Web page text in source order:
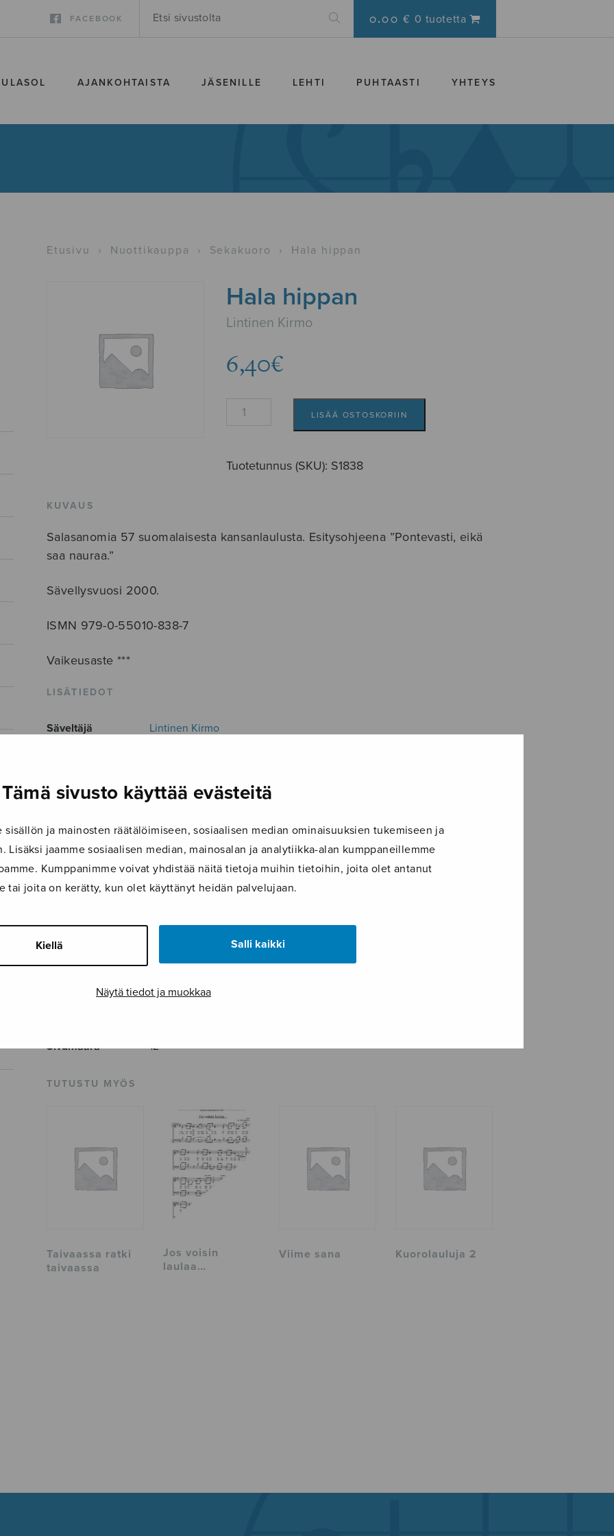
Tämä sivusto käyttää evästeitä
sisällön ja mainosten räätälöimiseen, sosiaalisen median ominaisuuksien tukemiseen ja
Lisäksi jaamme sosiaalisen median, mainosalan ja analytiikka-alan kumppaneillemme
Kumppanimme voivat yhdistää näitä tietoja muihin tietoihin, joita olet antanut
tai joita on kerätty, kun olet käyttänyt heidän palvelujaan.
Kiellä Salli kaikki
Näytä tiedot ja muokkaa
FACEBOOK 0.00 € 0 tuotetta
AJANKOHTAISTA JÄSENILLE LEHTI PUHTAASTI YHTEYS
Etusivu › Nuottikauppa › Sekakuoro › Hala hippan
Hala hippan
Lintinen Kirmo
6,40€
Hala
LISÄÄ OSTOSKORIIN
Tuotetunnus (SKU): S1838
KUVAUS
Salasanomia 57 suomalaisesta kansanlaulusta. Esitysohjeena ”Pontevasti, eikä
saa nauraa.”
Sävellysvuosi 2000.
ISMN 979-0-55010-838-7
Vaikeusaste ***
LISÄTIEDOT
Säveltäjä
Lintinen Kirmo
Alkusanat
Hala hippan hippan, hila pala hippan...
nimi
Kokoonpano
SATB div.
Musiikkityyli
Folksong arrangement
Paino
38 g
Sekakuoro
Sivumäärä
12
TUTUSTU MYÖS
Taivaassa ratki
taivaassa
Jos voisin
laulaa…
Viime sana Kuorolauluja 2